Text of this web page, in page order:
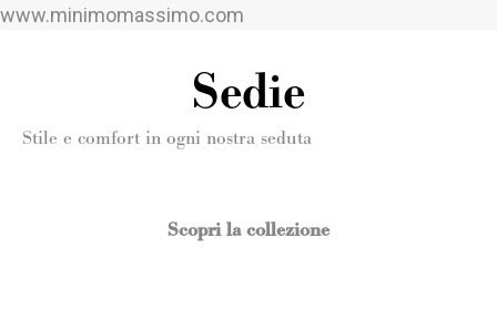
www.minimomassimo.com
Sedie
Stile e comfort in ogni nostra seduta
Scopri la collezione